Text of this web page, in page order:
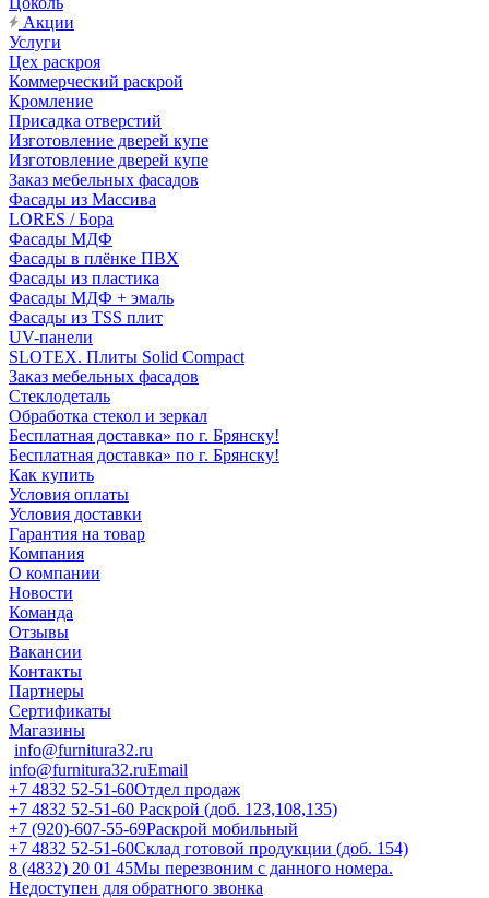
Акции
Услуги
Цех раскроя
Коммерческий раскрой
Кромление
Присадка отверстий
Изготовление дверей купе
Изготовление дверей купе
Заказ мебельных фасадов
Фасады из Массива
LORES / Бора
Фасады МДФ
Фасады в плёнке ПВХ
Фасады из пластика
Фасады МДФ + эмаль
Фасады из TSS плит
UV-панели
SLOTEX. Плиты Solid Compact
Заказ мебельных фасадов
Стеклодеталь
Обработка стекол и зеркал
Бесплатная доставка» по г. Брянску!
Бесплатная доставка» по г. Брянску!
Как купить
Условия оплаты
Условия доставки
Гарантия на товар
Компания
О компании
Новости
Команда
Отзывы
Вакансии
Контакты
Партнеры
Сертификаты
Магазины
info@furnitura32.ru
info@furnitura32.ruEmail
+7 4832 52-51-60Отдел продаж
+7 4832 52-51-60 Раскрой (доб. 123,108,135)
+7 (920)-607-55-69Раскрой мобильный
+7 4832 52-51-60Склад готовой продукции (доб. 154)
8 (4832) 20 01 45Мы перезвоним с данного номера.
Недоступен для обратного звонка